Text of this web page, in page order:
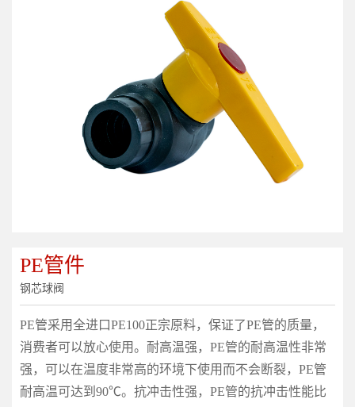
PE管件
钢芯球阀
PE管采用全进口PE100正宗原料，保证了PE管的质量，
消费者可以放心使用。耐高温强，PE管的耐高温性非常
强，可以在温度非常高的环境下使用而不会断裂，PE管
耐高温可达到90℃。抗冲击性强，PE管的抗冲击性能比